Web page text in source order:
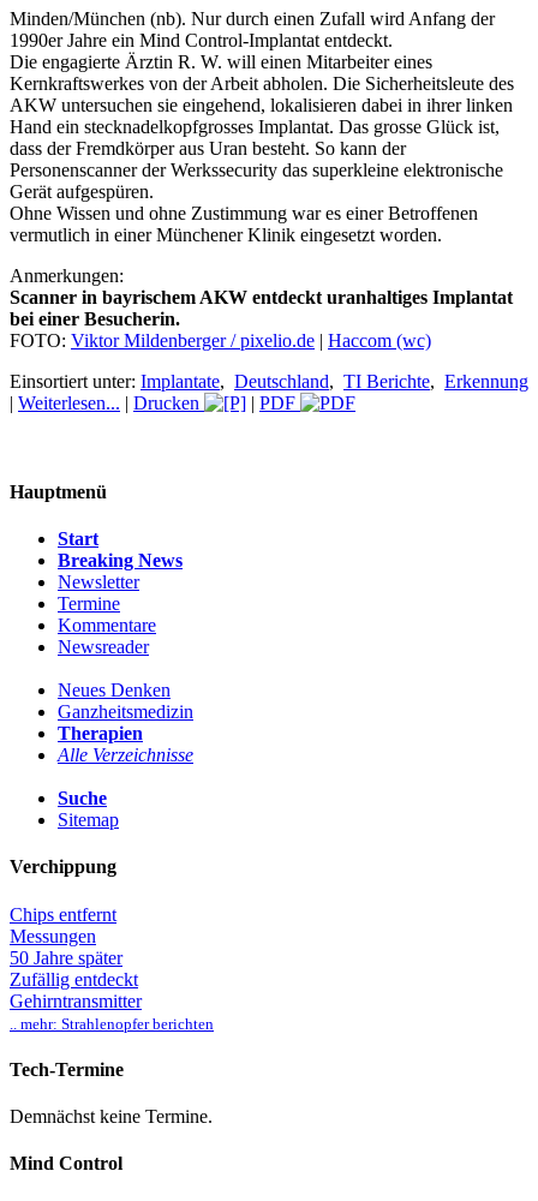
Minden/München (nb). Nur durch einen Zufall wird Anfang der
1990er Jahre ein Mind Control-Implantat entdeckt.
Die engagierte Ärztin R. W. will einen Mitarbeiter eines
Kernkraftswerkes von der Arbeit abholen. Die Sicherheitsleute des
AKW untersuchen sie eingehend, lokalisieren dabei in ihrer linken
Hand ein stecknadelkopfgrosses Implantat. Das grosse Glück ist,
dass der Fremdkörper aus Uran besteht. So kann der
Personenscanner der Werkssecurity das superkleine elektronische
Gerät aufgespüren.
Ohne Wissen und ohne Zustimmung war es einer Betroffenen
vermutlich in einer Münchener Klinik eingesetzt worden.
Anmerkungen:
Scanner in bayrischem AKW entdeckt uranhaltiges Implantat
bei einer Besucherin.
FOTO: Viktor Mildenberger / pixelio.de | Haccom (wc)
Einsortiert unter: Implantate, Deutschland, TI Berichte, Erkennung
| Weiterlesen... | Drucken | PDF
Hauptmenü
Start
Breaking News
Newsletter
Termine
Kommentare
Newsreader
Neues Denken
Ganzheitsmedizin
Therapien
Alle Verzeichnisse
Suche
Sitemap
Verchippung
Chips entfernt
Messungen
50 Jahre später
Zufällig entdeckt
Gehirntransmitter
.. mehr: Strahlenopfer berichten
Tech-Termine
Demnächst keine Termine.
Mind Control